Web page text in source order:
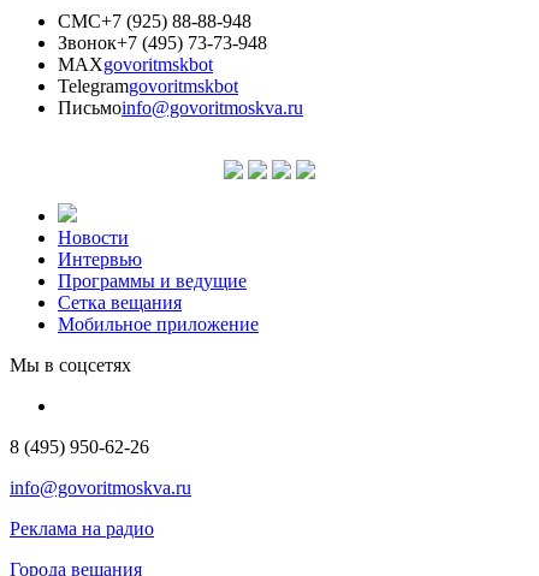
СМС+7 (925) 88-88-948
Звонок+7 (495) 73-73-948
MAXgovoritmskbot
Telegramgovoritmskbot
Письмоinfo@govoritmoskva.ru
Новости
Интервью
Программы и ведущие
Сетка вещания
Мобильное приложение
Мы в соцсетях
8 (495) 950-62-26
info@govoritmoskva.ru
Реклама на радио
Города вещания